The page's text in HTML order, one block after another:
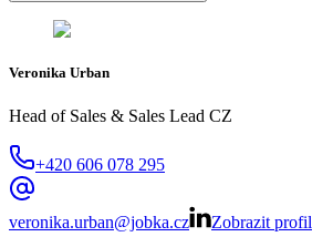
Veronika Urban
Head of Sales & Sales Lead CZ
+420 606 078 295
veronika.urban@jobka.cz Zobrazit profil